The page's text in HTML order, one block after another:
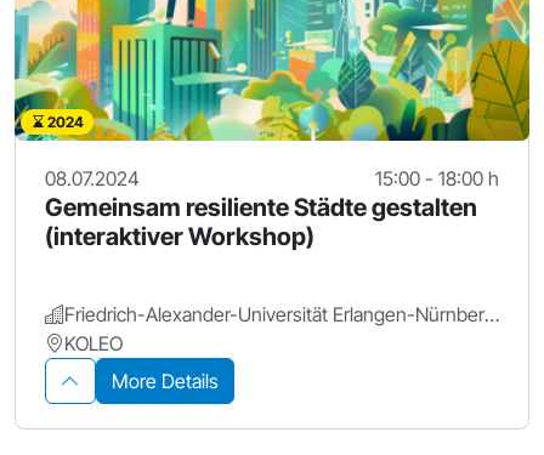
2024
08.07.2024 15:00 - 18:00 h
Gemeinsam resiliente Städte gestalten
(interaktiver Workshop)
Friedrich-Alexander-Universität Erlangen-Nürnberg.
KOLEO
More Details